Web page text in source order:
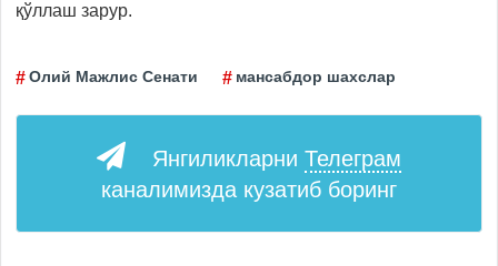
қўллаш зарур.
Олий Мажлис Сенати мансабдор шахслар
Янгиликларни Телеграм
каналимизда кузатиб боринг